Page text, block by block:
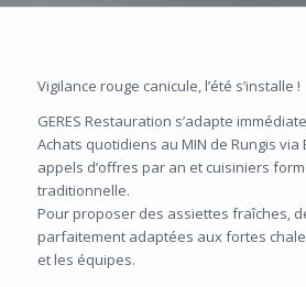
Vigilance rouge canicule, l’été s’installe !
GERES Restauration s’adapte
Achats quotidiens au MIN de Rungis via
appels d’offres par an et cuisiniers
traditionnelle.
Pour proposer des assiettes fraîches,
parfaitement adaptées aux fortes
et les équipes.